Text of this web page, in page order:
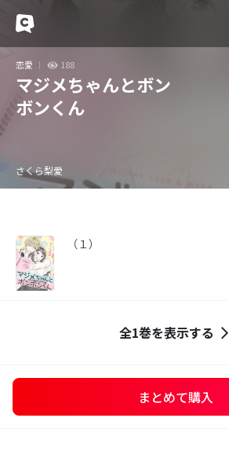
恋愛 188
マジメちゃんとボン
ボンくん
さくら梨愛
（１）
全1巻を表示する
まとめて購入